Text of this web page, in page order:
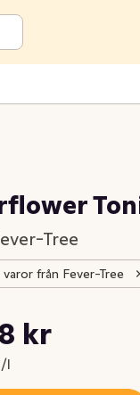
Tree
varor från Fever-Tree
pris är: 18,88 kr
kr
l
94,40 kr /l